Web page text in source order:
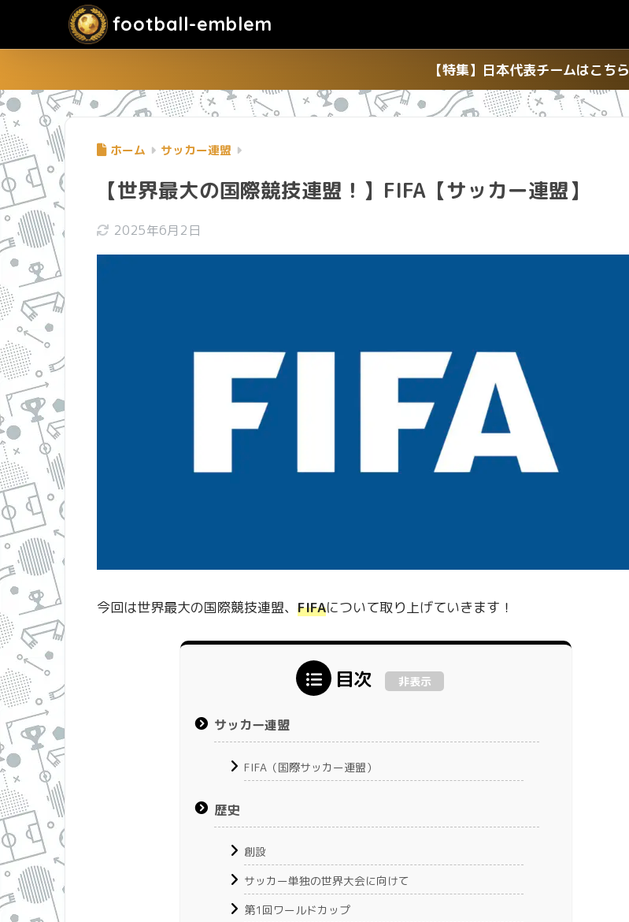
football-emblem
【特集】日本代表チームはこちら
ホーム サッカー連盟
【世界最大の国際競技連盟！】FIFA【サッカー連盟】
2025年6月2日
今回は世界最大の国際競技連盟、 FIFAについて取り上げていきます！
目次 非表示
サッカー連盟
FIFA（国際サッカー連盟）
歴史
創設
サッカー単独の世界大会に向けて
第1回ワールドカップ